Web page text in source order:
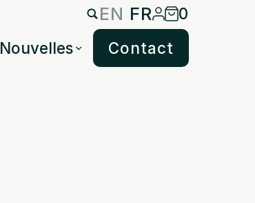
EN FR
0
Nouvelles Contact